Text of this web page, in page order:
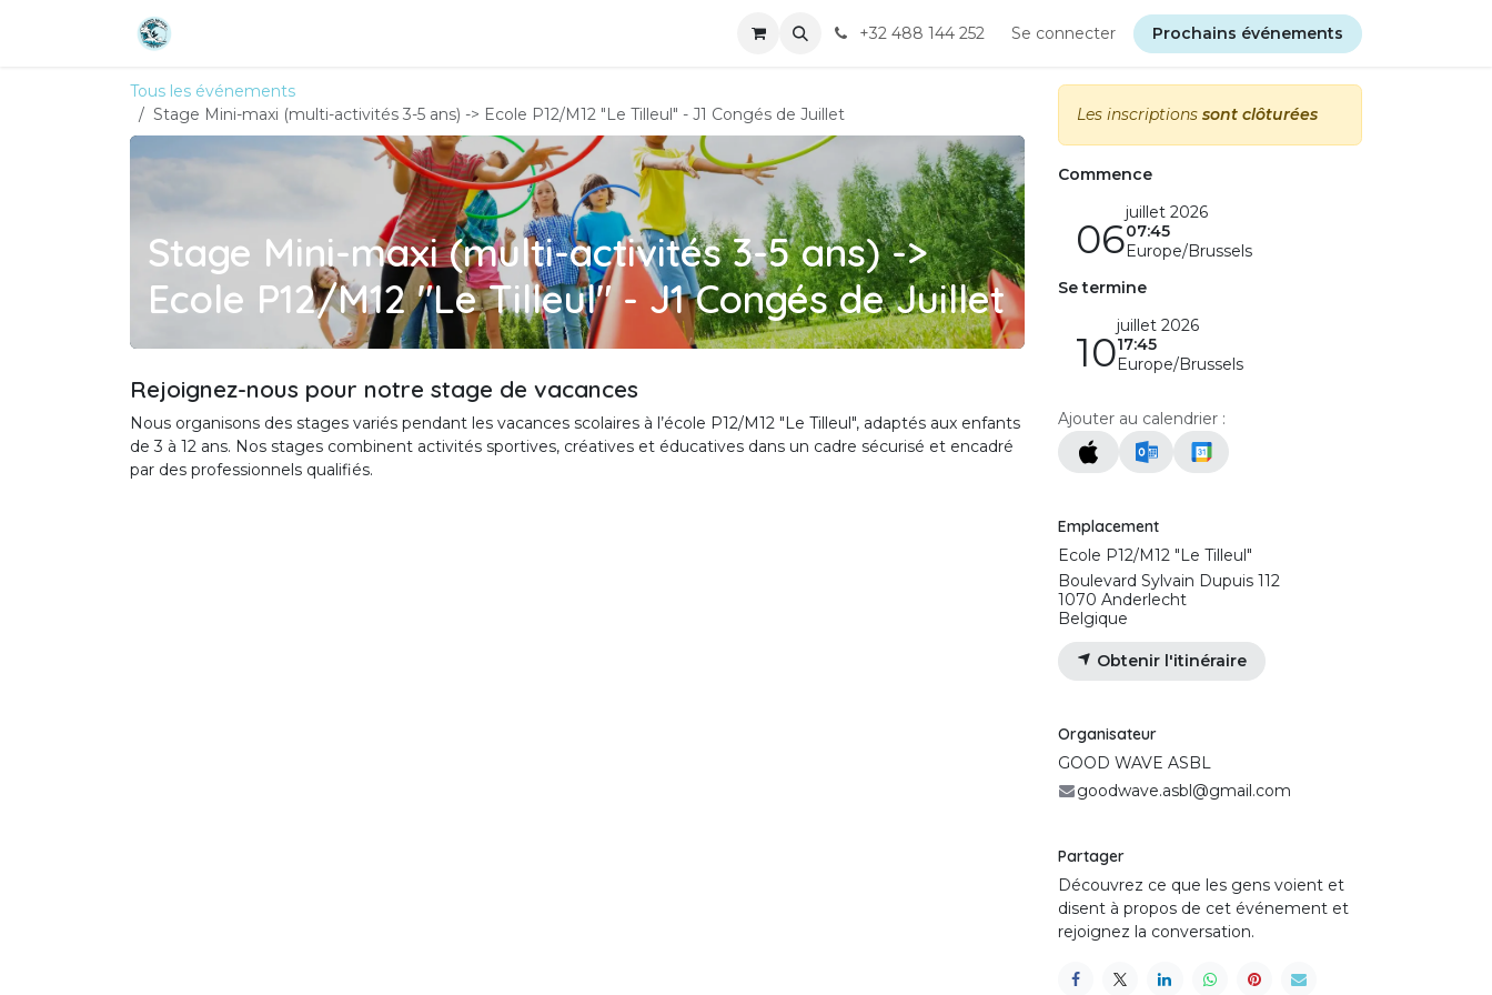
+32 488 144 252 Se connecter Prochains événements
Tous les événements
Stage Mini-maxi (multi-activités 3-5 ans) -> Ecole P12/M12 "Le Tilleul" - J1 Congés de Juillet
Stage Mini-maxi (multi-activités 3-5 ans) ->
Ecole P12/M12 "Le Tilleul" - J1 Congés de Juillet
Rejoignez-nous pour notre stage de vacances
Nous organisons des stages variés pendant les vacances scolaires à l’école P12/M12 "Le Tilleul", adaptés aux enfants
de 3 à 12 ans. Nos stages combinent activités sportives, créatives et éducatives dans un cadre sécurisé et encadré
par des professionnels qualifiés.
Les inscriptions sont clôturées
Commence
06
juillet 2026
07:45
Europe/Brussels
Se termine
10
juillet 2026
17:45
Europe/Brussels
Ajouter au calendrier :
Emplacement
Ecole P12/M12 "Le Tilleul"
Boulevard Sylvain Dupuis 112
1070 Anderlecht
Belgique
Obtenir l'itinéraire
Organisateur
GOOD WAVE ASBL
goodwave.asbl@gmail.com
Partager
Découvrez ce que les gens voient et
disent à propos de cet événement et
rejoignez la conversation.